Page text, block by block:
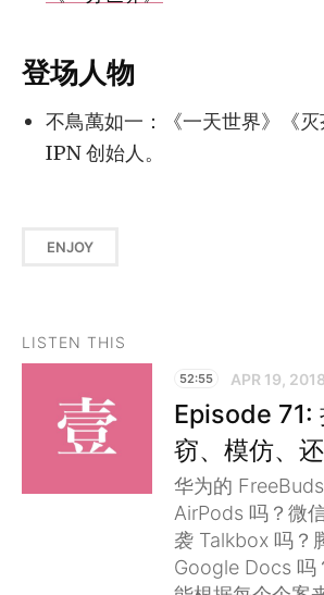
登场人物
不鳥萬如一：《一天世界》《灭
IPN 创始人。
ENJOY
LISTEN THIS
52:55 APR 19, 2018
Episode 71:
窃、模仿、
华为的
AirPods 吗？微
袭 Talkbox 吗？
Google Docs 吗